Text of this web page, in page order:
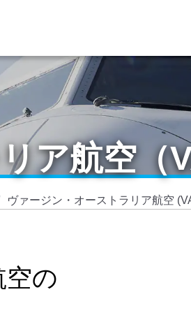
ア航空（
ヴァージン・オーストラリア航空
の